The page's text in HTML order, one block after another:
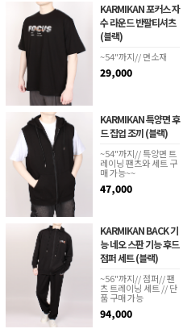
KARMIKAN 포커스 자
수 라운드 반팔티셔츠
(블랙)
~54"까지// 면소재
29,000
KARMIKAN 특양면 후
드 집업 조끼 (블랙)
~54"까지// 특양면 트
레이닝 팬츠와 세트 구
매 가능~~
47,000
KARMIKAN BACK 기
능 네오 스판 기능 후드
점퍼 세트 (블랙)
~56"까지// 점퍼// 팬
츠 트레이닝 세트 // 단
품 구매 가능
94,000